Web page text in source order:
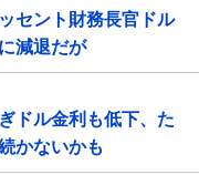
セント財務長官ドル
減退だが
ドル金利も低下、た
かないかも